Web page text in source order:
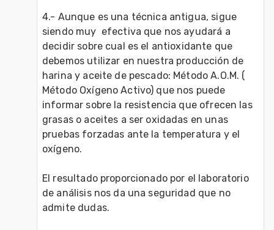
4.- Aunque es una técnica antigua, sigue
siendo muy  efectiva que nos ayudará a
decidir sobre cual es el antioxidante que
debemos utilizar en nuestra producción de
harina y aceite de pescado: Método A.O.M. (
Método Oxígeno Activo) que nos puede
informar sobre la resistencia que ofrecen las
grasas o aceites a ser oxidadas en unas
pruebas forzadas ante la temperatura y el
oxígeno.
El resultado proporcionado por el laboratorio
de análisis nos da una seguridad que no
admite dudas.